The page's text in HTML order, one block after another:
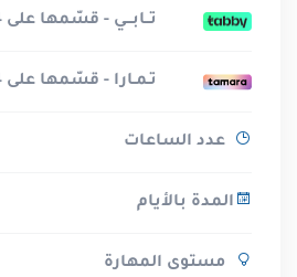
تــابـــي - قسّمها على 4 دفعات بدون فوائد
تـمـارا - قسّمها على 4 دفعات بدون فوائد
عدد الساعات
المدة بالأيام
مستوى المهارة